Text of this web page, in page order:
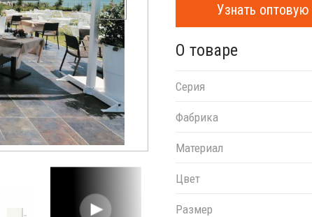
Узнать оптовую
О товаре
Серия
Фабрика
Материал
Цвет
Размер